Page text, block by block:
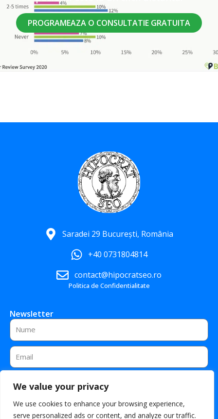
We value your privacy
We use cookies to enhance your browsing experience,
serve personalized ads or content, and analyze our traffic.
PROGRAMEAZA O CONSULTATIE GRATUITA
Saradei 29 București, România
+40 0731804814
contact@hipocratseo.ro
Politica de Confidentialitate
Newsletter
Name
Email
CERE OFERTA PERSONALIZATA
a
c
n
s
i
n